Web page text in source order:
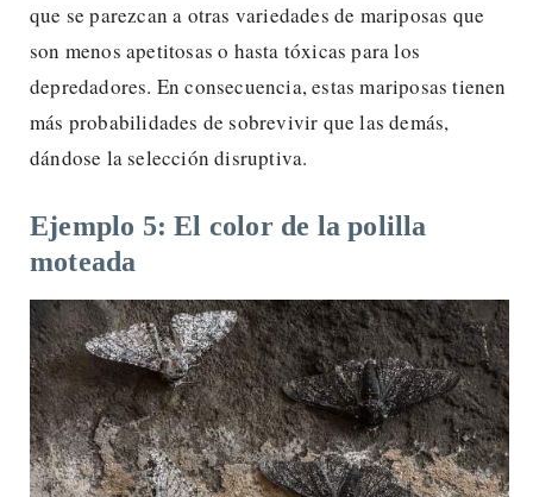
que se parezcan a otras variedades de mariposas que
son menos apetitosas o hasta tóxicas para los
depredadores. En consecuencia, estas mariposas tienen
más probabilidades de sobrevivir que las demás,
dándose la selección disruptiva.
Ejemplo 5: El color de la polilla
moteada